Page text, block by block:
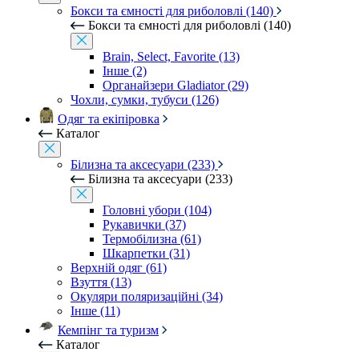
Бокси та ємності для риболовлі (140)
Бокси та ємності для риболовлі (140)
Brain, Select, Favorite (13)
Інше (2)
Органайзери Gladiator (29)
Чохли, сумки, тубуси (126)
Одяг та екіпіровка
Каталог
Білизна та аксесуари (233)
Білизна та аксесуари (233)
Головні убори (104)
Рукавички (37)
Термобілизна (61)
Шкарпетки (31)
Верхній одяг (61)
Взуття (13)
Окуляри поляризаційні (34)
Інше (11)
Кемпінг та туризм
Каталог